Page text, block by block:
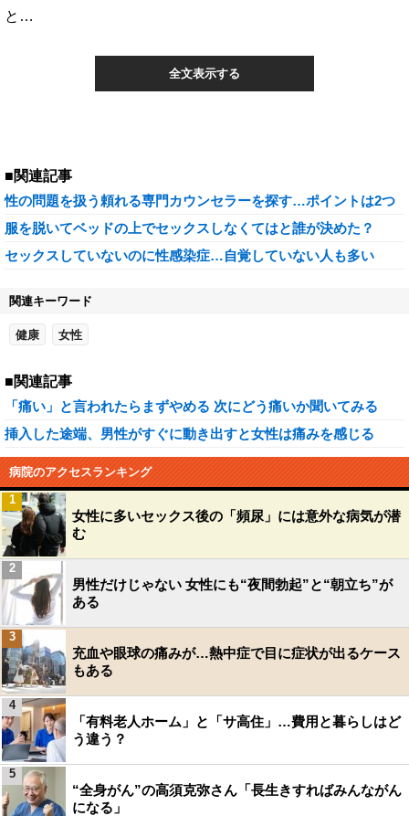
と…
全文表示する
■関連記事
性の問題を扱う頼れる専門カウンセラーを探す…ポイントは2つ
服を脱いてベッドの上でセックスしなくてはと誰が決めた？
セックスしていないのに性感染症…自覚していない人も多い
関連キーワード
健康 女性
■関連記事
「痛い」と言われたらまずやめる 次にどう痛いか聞いてみる
挿入した途端、男性がすぐに動き出すと女性は痛みを感じる
病院のアクセスランキング
女性に多いセックス後の「頻尿」には意外な病気が潜
む
1
男性だけじゃない 女性にも“夜間勃起”と“朝立ち”が
ある
2
充血や眼球の痛みが…熱中症で目に症状が出るケース
もある
3
「有料老人ホーム」と「サ高住」…費用と暮らしはど
う違う？
4
“全身がん”の高須克弥さん「長生きすればみんながん
になる」
5